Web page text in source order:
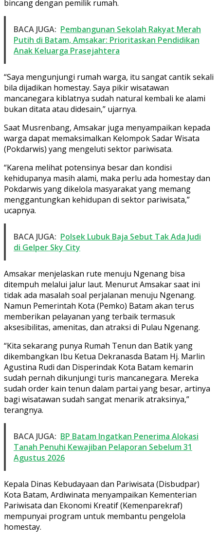
bincang dengan pemilik rumah.
BACA JUGA: Pembangunan Sekolah Rakyat Merah
Putih di Batam, Amsakar: Prioritaskan Pendidikan
Anak Keluarga Prasejahtera
“Saya mengunjungi rumah warga, itu sangat cantik sekali
bila dijadikan homestay. Saya pikir wisatawan
mancanegara kiblatnya sudah natural kembali ke alami
bukan ditata atau didesain,” ujarnya.
Saat Musrenbang, Amsakar juga menyampaikan kepada
warga dapat memaksimalkan Kelompok Sadar Wisata
(Pokdarwis) yang mengeluti sektor pariwisata.
“Karena melihat potensinya besar dan kondisi
kehidupanya masih alami, maka perlu ada homestay dan
Pokdarwis yang dikelola masyarakat yang memang
menggantungkan kehidupan di sektor pariwisata,”
ucapnya.
BACA JUGA: Polsek Lubuk Baja Sebut Tak Ada Judi
di Gelper Sky City
Amsakar menjelaskan rute menuju Ngenang bisa
ditempuh melalui jalur laut. Menurut Amsakar saat ini
tidak ada masalah soal perjalanan menuju Ngenang.
Namun Pemerintah Kota (Pemko) Batam akan terus
memberikan pelayanan yang terbaik termasuk
aksesibilitas, amenitas, dan atraksi di Pulau Ngenang.
“Kita sekarang punya Rumah Tenun dan Batik yang
dikembangkan Ibu Ketua Dekranasda Batam Hj. Marlin
Agustina Rudi dan Disperindak Kota Batam kemarin
sudah pernah dikunjungi turis mancanegara. Mereka
sudah order kain tenun dalam partai yang besar, artinya
bagi wisatawan sudah sangat menarik atraksinya,”
terangnya.
BACA JUGA: BP Batam Ingatkan Penerima Alokasi
Tanah Penuhi Kewajiban Pelaporan Sebelum 31
Agustus 2026
Kepala Dinas Kebudayaan dan Pariwisata (Disbudpar)
Kota Batam, Ardiwinata menyampaikan Kementerian
Pariwisata dan Ekonomi Kreatif (Kemenparekraf)
mempunyai program untuk membantu pengelola
homestay.